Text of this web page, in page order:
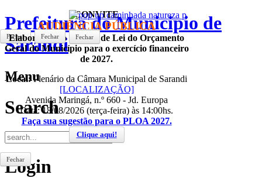
Prefeitura do Municipio de
Sarandi
Menu
Search
Login
Fechar
CONVITE
AUDIÊNCIA PÚBLICA
Elaboração do Projeto de Lei do Orçamento
Geral do Município para o exercício financeiro
de 2027.
Local:Plenário da Câmara Municipal de Sarandi
[LOCALIZAÇÃO]
Avenida Maringá, n.º 660 - Jd. Europa
Data: 18/08/2026 (terça-feira) às 14:00hs.
Faça sua sugestão para o PLOA 2027.
Clique aqui!
Fechar
Fechar
Fechar
Fechar